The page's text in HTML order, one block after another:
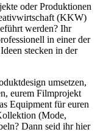
oder Produktionen
(KKW)
werden? Ihr
in einer der
stecken in der
umsetzen,
eurem Filmprojekt
Equipment für euren
(Mode,
Dann seid ihr hier